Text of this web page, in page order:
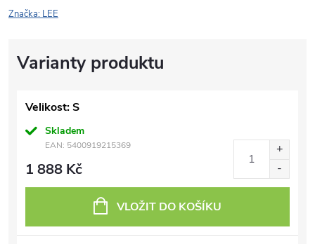
Značka: LEE
Velikost: S
Skladem
EAN: 5400919215369
1 888 Kč
VLOŽIT DO KOŠÍKU